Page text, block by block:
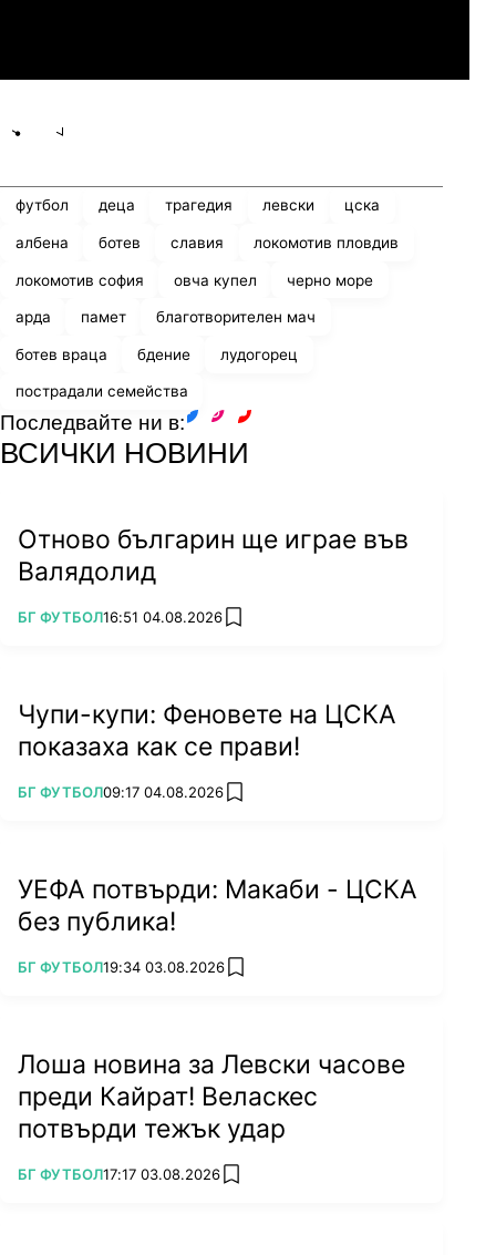
футбол деца трагедия левски цска
албена ботев славия локомотив пловдив
локомотив софия овча купел черно море
арда памет благотворителен мач
ботев враца бдение лудогорец
пострадали семейства
Последвайте ни в:
ВСИЧКИ НОВИНИ
Отново българин ще играе във
Валядолид
ПОВЕЧЕ ОТ
БГ ФУТБОЛ16:51 04.08.2026 add favorites
Чупи-купи: Феновете на ЦСКА
показаха как се прави!
ПОВЕЧЕ ОТ
БГ ФУТБОЛ09:17 04.08.2026 add favorites
УЕФА потвърди: Макаби - ЦСКА
без публика!
ПОВЕЧЕ ОТ
БГ ФУТБОЛ19:34 03.08.2026 add favorites
Лоша новина за Левски часове
преди Кайрат! Веласкес
потвърди тежък удар
ПОВЕЧЕ ОТ
БГ ФУТБОЛ17:17 03.08.2026 add favorites